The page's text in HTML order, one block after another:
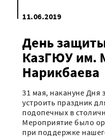
11.06.2019
День
КазГЮУ им.
Нарикбаева
31 мая, накануне
устроить праздник
подопечных в
Мероприятие было
при поддержке